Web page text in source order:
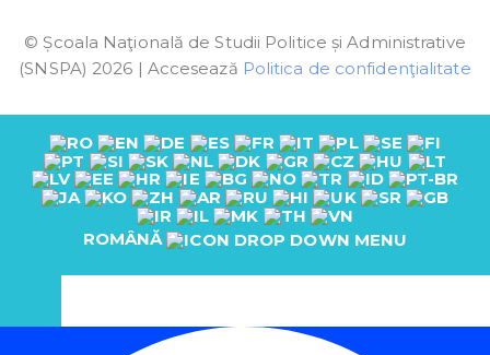
© Școala Naţională de Studii Politice și Administrative
(SNSPA) 2026 | Accesează Politica de confidenţialitate
ROMÂNĂ